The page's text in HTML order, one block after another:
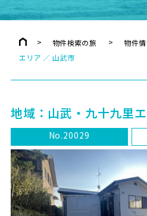
物件検索の旅 物件
エリア ／ 山武市
地域： 山武・九十九里
No.20029